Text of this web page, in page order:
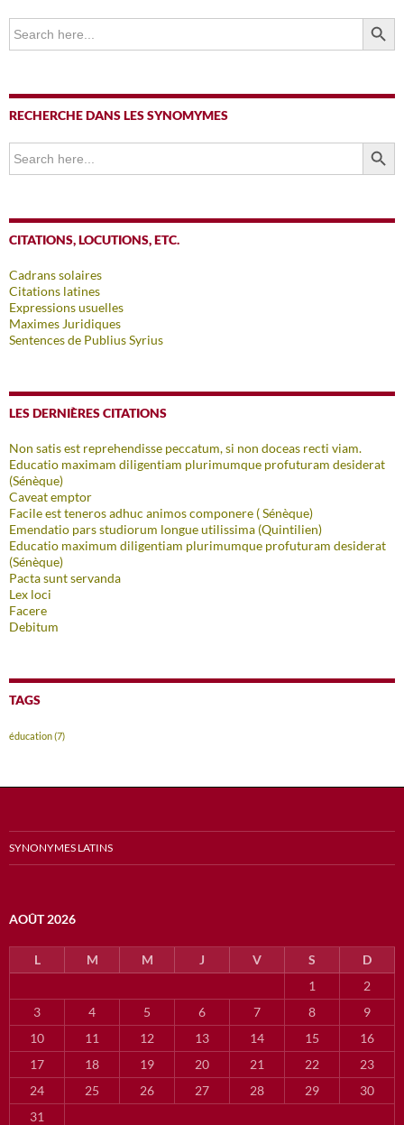
Search
for:
SEARCH
RECHERCHE DANS LES SYNOMYMES
Search
for:
SEARCH
CITATIONS, LOCUTIONS, ETC.
Cadrans solaires
Citations latines
Expressions usuelles
Maximes Juridiques
Sentences de Publius Syrius
LES DERNIÈRES CITATIONS
Non satis est reprehendisse peccatum, si non doceas recti viam.
Educatio maximam diligentiam plurimumque profuturam desiderat
(Sénèque)
Caveat emptor
Facile est teneros adhuc animos componere ( Sénèque)
Emendatio pars studiorum longue utilissima (Quintilien)
Educatio maximum diligentiam plurimumque profuturam desiderat
(Sénèque)
Pacta sunt servanda
Lex loci
Facere
Debitum
TAGS
éducation(7)
SYNONYMES LATINS
AOÛT 2026
L M M J V S
D
1
2
3
4 5 6 7 8
9
10
11 12 13 14 15
16
17
18 19 20 21 22
23
24
25 26 27 28 29
30
31